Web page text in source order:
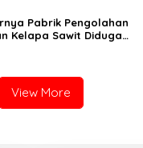
Pabrik Pengolahan
Kelapa Sawit Diduga
View More